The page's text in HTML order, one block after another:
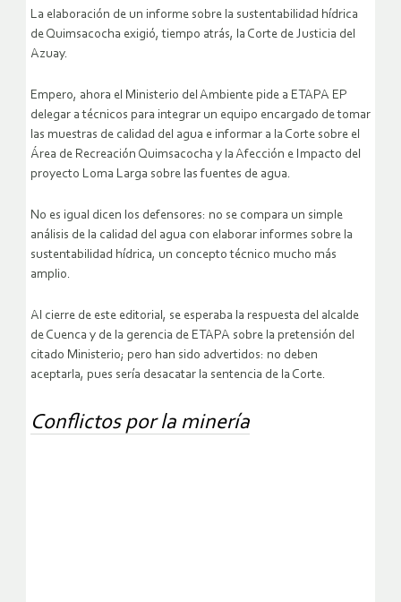
La elaboración de un informe sobre la sustentabilidad hídrica
de Quimsacocha exigió, tiempo atrás, la Corte de Justicia del
Azuay.
Empero, ahora el Ministerio del Ambiente pide a ETAPA EP
delegar a técnicos para integrar un equipo encargado de tomar
las muestras de calidad del agua e informar a la Corte sobre el
Área de Recreación Quimsacocha y la Afección e Impacto del
proyecto Loma Larga sobre las fuentes de agua.
No es igual dicen los defensores: no se compara un simple
análisis de la calidad del agua con elaborar informes sobre la
sustentabilidad hídrica, un concepto técnico mucho más
amplio.
Al cierre de este editorial, se esperaba la respuesta del alcalde
de Cuenca y de la gerencia de ETAPA sobre la pretensión del
citado Ministerio; pero han sido advertidos: no deben
aceptarla, pues sería desacatar la sentencia de la Corte.
Conflictos por la minería